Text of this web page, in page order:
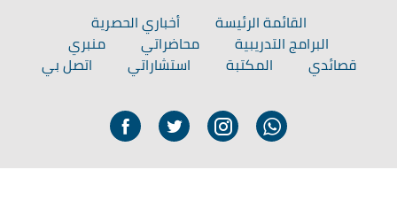
القائمة الرئيسة
أخباري الحصرية
البرامج التدريبية
محاضراتي
منبري
قصائدي
المكتبة استشاراتي اتصل بي